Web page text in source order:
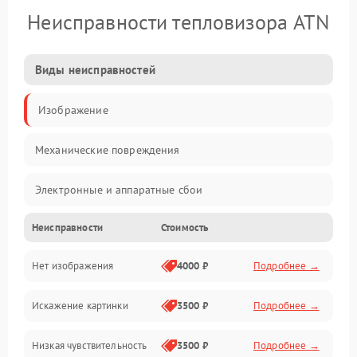
Неисправности тепловизора ATN
Виды неисправностей
Изображение
Механические повреждения
Электронные и аппаратные сбои
Неисправности сенсора и оптики
Программные ошибки
Электропитание
Измерения
Неисправности Стоимость
Нет изображения 4000 ₽ Подробнее →
Искажение картинки 3500 ₽ Подробнее →
Низкая чувствительность 3500 ₽ Подробнее →